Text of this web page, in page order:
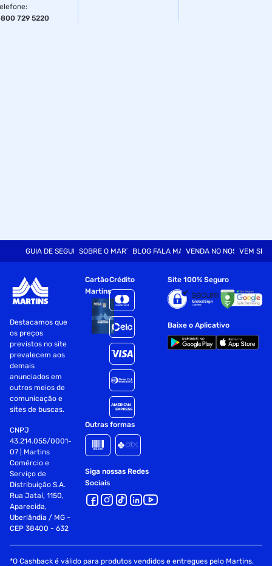
:
729 5220
GUIA DE SEGURANÇASOBRE O MARTINSBLOG FALA MARTVENDA NO NOSSO SITE
VEM SER
Destacamos que
os preços
previstos no site
prevalecem aos
demais
anunciados em
outros meios de
comunicação e
sites de buscas.
CNPJ
43.214.055/0001-
07 | Martins
Comércio e
Serviço de
Distribuição S.A.
Rua Jataí, 1150,
Aparecida,
Uberlândia / MG -
CEP 38400 - 632
Cartão
Martins
Crédito
Outras formas
Siga nossas Redes
Sociais
Site 100% Seguro
Baixe o Aplicativo
*O Cashback é válido para produtos vendidos e entregues pelo Martins.